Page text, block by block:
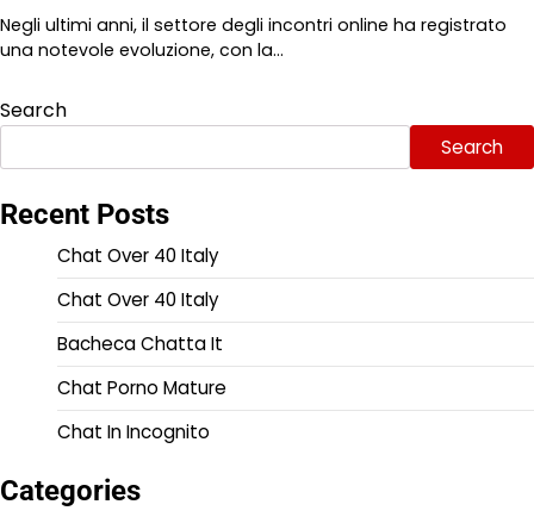
Negli ultimi anni, il settore degli incontri online ha registrato
una notevole evoluzione, con la…
Search
Search
Recent Posts
Chat Over 40 Italy
Chat Over 40 Italy
Bacheca Chatta It
Chat Porno Mature
Chat In Incognito
Categories